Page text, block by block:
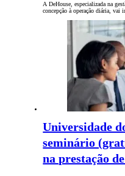
A DeHouse, especializada na
concepção à operação diária, vai
Universidade
seminário
na prestação